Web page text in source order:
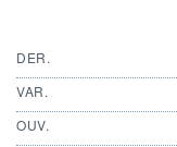
DER.
VAR.
OUV.